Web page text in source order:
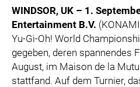
SWITCHBOT
SUPERUM
MEDIA
PRESSEBILDER
WINDSOR, UK – 1.
Entertainment B.V.
Yu-Gi-Oh! World
gegeben, deren spannendes
August, im Maison de la
stattfand. Auf dem Turnier,